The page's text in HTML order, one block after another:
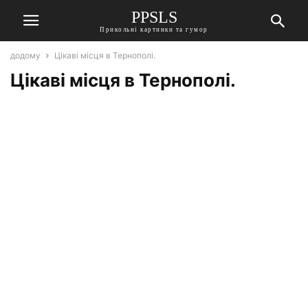
PPSLS
Прикольні картинки та гумор
додому Цікаві місця в Тернополі.
Цікаві місця в Тернополі.